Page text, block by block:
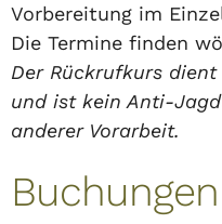
Vorbereitung im
Die Termine finden
Der Rückrufkurs
und ist kein Anti-
anderer Vorarbeit.
Buchungen